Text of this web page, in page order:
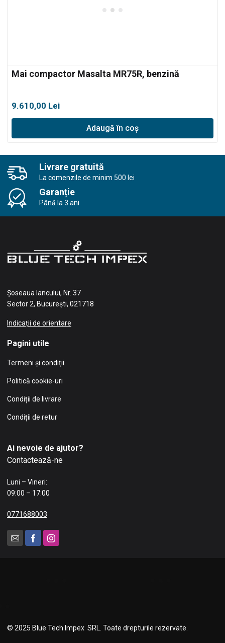
Mai compactor Masalta MR75R, benzină
9.610,00 Lei
Adaugă în coș
Livrare gratuită
La comenzile de minim 500 lei
Garanție
Până la 3 ani
Șoseaua Iancului, Nr. 37
Sector 2, București, 021718
Indicații de orientare
Pagini utile
Termeni și condiții
Politică cookie-uri
Condiții de livrare
Condiții de retur
Ai nevoie de ajutor?
Contactează-ne
Luni – Vineri:
09:00 – 17:00
0771688003
© 2025 Blue Tech Impex SRL. Toate drepturile rezervate.